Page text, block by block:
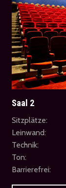
Saal 2
Sitzplätze:
Leinwand:
Technik:
Ton:
Barrierefrei: